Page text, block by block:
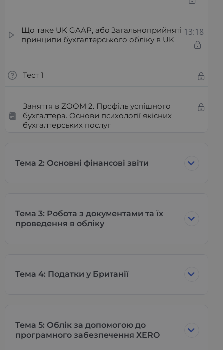
Що таке UK GAAP, або Загальноприйняті
принципи бухгалтерського обліку в UK
13:18
Тест 1
Заняття в ZOOM 2. Профіль успішного
бухгалтера. Основи психології якісних
бухгалтерських послуг
Тема 2: Основні фінансові звіти
Тема 3: Робота з документами та їх
проведення в обліку
Тема 4: Податки у Британії
Тема 5: Облік за допомогою до
програмного забезпечення XERO